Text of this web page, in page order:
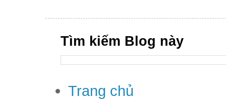
Tìm kiếm Blog này
Trang chủ